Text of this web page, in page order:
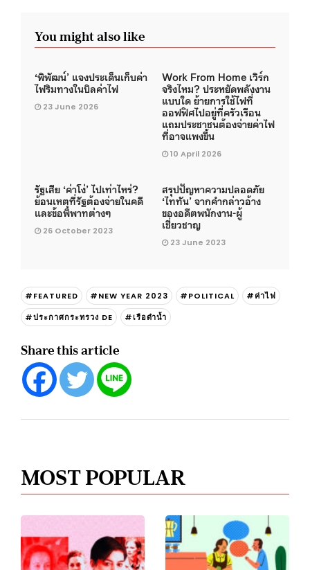
You might also like
‘พิพัฒน์’ แจงประเด็นเก็บค่า
ไฟริมทางในบิลค่าไฟ
23 June 2026
Work From Home เวิร์ก
จริงไหม? ประหยัดพลังงาน
แบบใด ย้ายการใช้ไฟที่
ออฟฟิศไปอยู่ที่ครัวเรือน
แถมประชาชนต้องจ่ายค่าไฟ
ที่อาจแพงขึ้น
10 April 2026
รัฐเสีย ‘ค่าโง่’ ไปเท่าไหร่?
ย้อนเหตุที่รัฐต้องจ่ายในคดี
และข้อพิพาทต่างๆ
26 October 2023
สรุปปัญหาความปลอดภัย
‘ไททัน’ จากคำกล่าวอ้าง
ของอดีตพนักงาน-ผู้
เชี่ยวชาญ
23 June 2023
#FEATURED #NEW YEAR 2023 #POLITICAL
#ค่าไฟ
#ประกาศกระทรวง DE
#เรือดำน้ำ
Share this article
MOST POPULAR